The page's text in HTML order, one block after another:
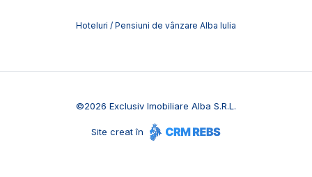
Hoteluri / Pensiuni de vânzare Alba Iulia
©2026 Exclusiv Imobiliare Alba S.R.L.
Site creat în